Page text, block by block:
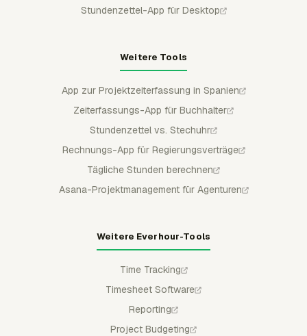
Stundenzettel-App für Desktop
Weitere Tools
App zur Projektzeiterfassung in Spanien
Zeiterfassungs-App für Buchhalter
Stundenzettel vs. Stechuhr
Rechnungs-App für Regierungsverträge
Tägliche Stunden berechnen
Asana-Projektmanagement für Agenturen
Weitere Everhour-Tools
Time Tracking
Timesheet Software
Reporting
Project Budgeting